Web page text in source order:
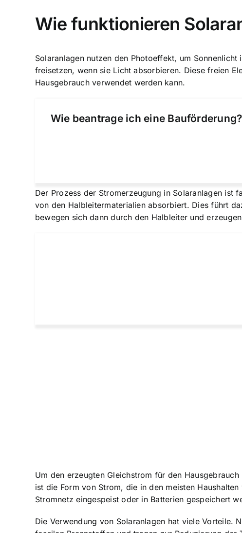
Wie funktionieren
Solaranlagen nutzen den Photoeffekt, um
freisetzen, wenn sie Licht absorbieren. Diese freien
Hausgebrauch verwendet werden kann.
Wie beantrage ich eine
Der Prozess der Stromerzeugung in Solaranlagen ist
von den Halbleitermaterialien absorbiert. Dies führt
bewegen sich dann durch den Halbleiter und
Um den erzeugten Gleichstrom für den
ist die Form von Strom, die in den meisten
Stromnetz eingespeist oder in Batterien gespeichert
Die Verwendung von Solaranlagen hat viele Vorteile.